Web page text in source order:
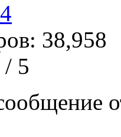
4
38,958
/ 5